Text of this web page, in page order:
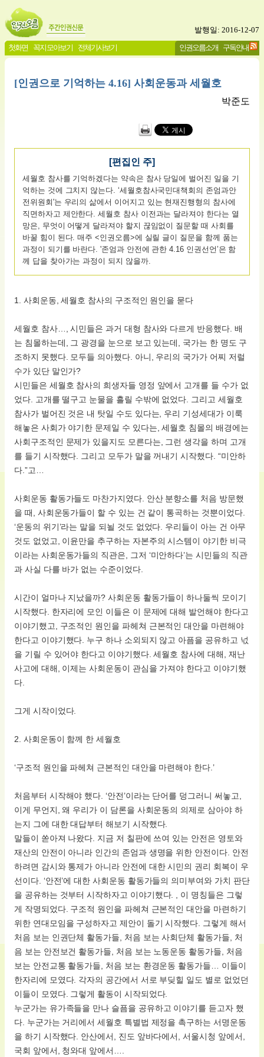
발행일: 2016-12-07
첫화면 꼭지 모아보기 전체기사보기 인권오름소개 구독안내
[인권으로 기억하는 4.16] 사회운동과 세월호
박준도
[편집인 주]
세월호 참사를 기억하겠다는 약속은 참사 당일에 벌어진 일을 기
억하는 것에 그치지 않는다. ‘세월호참사국민대책회의 존엄과안
전위원회'는 우리의 삶에서 이어지고 있는 현재진행형의 참사에
직면하자고 제안한다. 세월호 참사 이전과는 달라져야 한다는 열
망은, 무엇이 어떻게 달라져야 할지 끊임없이 질문할 때 사회를
바꿀 힘이 된다. 매주 <인권오름>에 실릴 글이 질문을 함께 품는
과정이 되기를 바란다. '존엄과 안전에 관한 4.16 인권선언’은 함
께 답을 찾아가는 과정이 되지 않을까.
1. 사회운동, 세월호 참사의 구조적인 원인을 묻다
세월호 참사…, 시민들은 과거 대형 참사와 다르게 반응했다. 배
는 침몰하는데, 그 광경을 눈으로 보고 있는데, 국가는 한 명도 구
조하지 못했다. 모두들 의아했다. 아니, 우리의 국가가 어찌 저럴
수가 있단 말인가?
시민들은 세월호 참사의 희생자들 영정 앞에서 고개를 들 수가 없
었다. 고개를 떨구고 눈물을 흘릴 수밖에 없었다. 그리고 세월호
참사가 벌어진 것은 내 탓일 수도 있다는, 우리 기성세대가 이룩
해놓은 사회가 야기한 문제일 수 있다는, 세월호 침몰의 배경에는
사회구조적인 문제가 있을지도 모른다는, 그런 생각을 하며 고개
를 들기 시작했다. 그리고 모두가 말을 꺼내기 시작했다. “미안하
다.”고…
사회운동 활동가들도 마찬가지였다. 안산 분향소를 처음 방문했
을 때, 사회운동가들이 할 수 있는 건 같이 통곡하는 것뿐이었다.
‘운동의 위기’라는 말을 되뇔 것도 없었다. 우리들이 아는 건 아무
것도 없었고, 이윤만을 추구하는 자본주의 시스템이 야기한 비극
이라는 사회운동가들의 직관은, 그저 ‘미안하다’는 시민들의 직관
과 사실 다를 바가 없는 수준이었다.
시간이 얼마나 지났을까? 사회운동 활동가들이 하나둘씩 모이기
시작했다. 한자리에 모인 이들은 이 문제에 대해 발언해야 한다고
이야기했고, 구조적인 원인을 파헤쳐 근본적인 대안을 마련해야
한다고 이야기했다. 누구 하나 소외되지 않고 아픔을 공유하고 넋
을 기릴 수 있어야 한다고 이야기했다. 세월호 참사에 대해, 재난
사고에 대해, 이제는 사회운동이 관심을 가져야 한다고 이야기했
다.
그게 시작이었다.
2. 사회운동이 함께 한 세월호
‘구조적 원인을 파헤쳐 근본적인 대안을 마련해야 한다.’
처음부터 시작해야 했다. ‘안전’이라는 단어를 덩그러니 써놓고,
이게 무언지, 왜 우리가 이 담론을 사회운동의 의제로 삼아야 하
는지 그에 대한 대답부터 해보기 시작했다.
말들이 쏟아져 나왔다. 지금 저 칠판에 쓰여 있는 안전은 영토와
재산의 안전이 아니라 인간의 존엄과 생명을 위한 안전이다. 안전
하려면 감시와 통제가 아니라 안전에 대한 시민의 권리 회복이 우
선이다. ‘안전’에 대한 사회운동 활동가들의 의미부여와 가치 판단
을 공유하는 것부터 시작하자고 이야기했다. , 이 명칭들은 그렇
게 작명되었다. 구조적 원인을 파헤쳐 근본적인 대안을 마련하기
위한 연대모임을 구성하자고 제안이 돌기 시작했다. 그렇게 해서
처음 보는 인권단체 활동가들, 처음 보는 사회단체 활동가들, 처
음 보는 안전보건 활동가들, 처음 보는 노동운동 활동가들, 처음
보는 안전교통 활동가들, 처음 보는 환경운동 활동가들… 이들이
한자리에 모였다. 각자의 공간에서 서로 부딪힐 일도 별로 없었던
이들이 모였다. 그렇게 활동이 시작되었다.
누군가는 유가족들을 만나 슬픔을 공유하고 이야기를 듣고자 했
다. 누군가는 거리에서 세월호 특별법 제정을 촉구하는 서명운동
을 하기 시작했다. 안산에서, 진도 앞바다에서, 서울시청 앞에서,
국회 앞에서, 청와대 앞에서….